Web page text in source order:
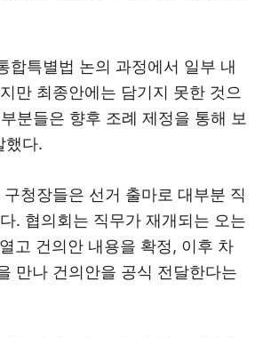
합특별법 논의 과정에서 일부 내
만 최종안에는 담기지 못한 것으
분들은 향후 조례 제정을 통해 보
했다.
청장들은 선거 출마로 대부분 직
. 협의회는 직무가 재개되는 오는
고 건의안 내용을 확정, 이후 차
만나 건의안을 공식 전달한다는